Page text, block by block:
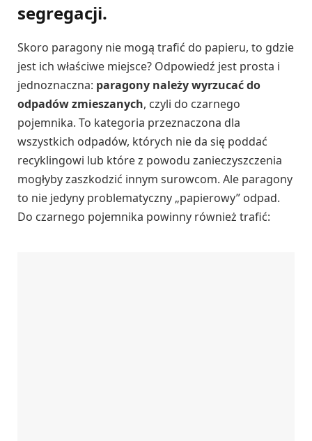
segregacji.
Skoro paragony nie mogą trafić do papieru, to gdzie
jest ich właściwe miejsce? Odpowiedź jest prosta i
jednoznaczna: paragony należy wyrzucać do
odpadów zmieszanych, czyli do czarnego
pojemnika. To kategoria przeznaczona dla
wszystkich odpadów, których nie da się poddać
recyklingowi lub które z powodu zanieczyszczenia
mogłyby zaszkodzić innym surowcom. Ale paragony
to nie jedyny problematyczny „papierowy” odpad.
Do czarnego pojemnika powinny również trafić: